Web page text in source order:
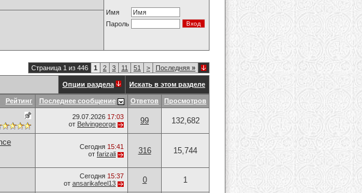
Имя
Пароль
Страница 1 из 446 1 2 3 11 51 > Последняя »
Опции раздела Искать в этом разделе
Рейтинг Последнее сообщение Ответов Просмотров
29.07.2026 17:03
от Belvingeorge 99 132,682
Сегодня 15:41
от farizali 316 15,744
Сегодня 15:37
от ansarikafeel13 0 1